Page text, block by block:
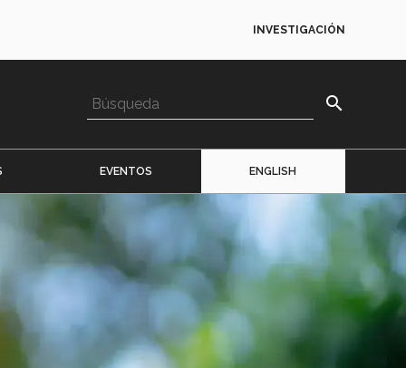
INVESTIGACIÓN
search
EVENTOS ENGLISH